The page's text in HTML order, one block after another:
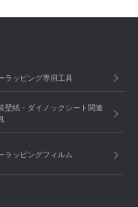
ラッピング専用工具
壁紙・ダイノックシート関連
ラッピングフィルム